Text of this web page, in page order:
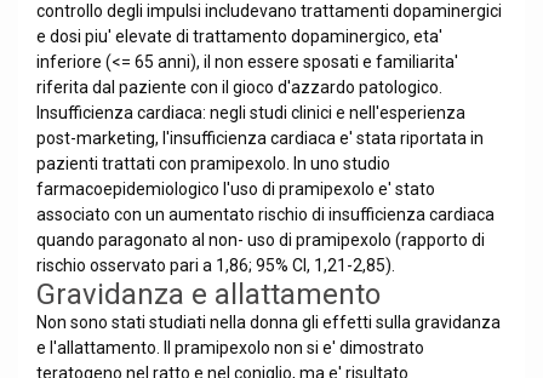
controllo degli impulsi includevano trattamenti dopaminergici
e dosi piu' elevate di trattamento dopaminergico, eta'
inferiore (<= 65 anni), il non essere sposati e familiarita'
riferita dal paziente con il gioco d'azzardo patologico.
Insufficienza cardiaca: negli studi clinici e nell'esperienza
post-marketing, l'insufficienza cardiaca e' stata riportata in
pazienti trattati con pramipexolo. In uno studio
farmacoepidemiologico l'uso di pramipexolo e' stato
associato con un aumentato rischio di insufficienza cardiaca
quando paragonato al non- uso di pramipexolo (rapporto di
rischio osservato pari a 1,86; 95% CI, 1,21-2,85).
Gravidanza e allattamento
Non sono stati studiati nella donna gli effetti sulla gravidanza
e l'allattamento. Il pramipexolo non si e' dimostrato
teratogeno nel ratto e nel coniglio, ma e' risultato